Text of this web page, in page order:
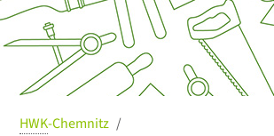
HWK-Chemnitz